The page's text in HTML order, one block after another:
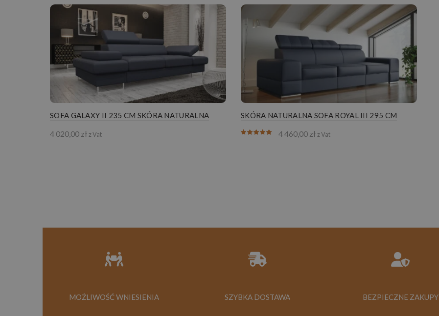
SOFA GALAXY II 235 CM SKÓRA NATURALNA
4 020,00 zł z Vat
SKÓRA NATURALNA SOFA ROYAL III 295 CM
4 460,00 zł z Vat
MOŻLIWOŚĆ WNIESIENIA SZYBKA DOSTAWA BEZPIECZNE ZAKUPY